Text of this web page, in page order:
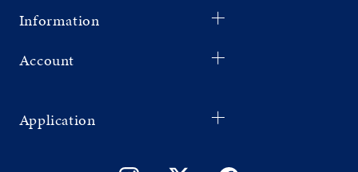
Information
Account
Application